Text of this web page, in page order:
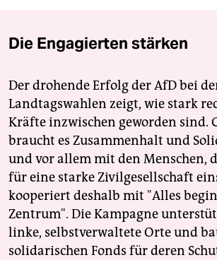
Die Engagierten stärken
Der drohende Erfolg der AfD bei
Landtagswahlen zeigt, wie stark
Kräfte inzwischen geworden sind.
braucht es Zusammenhalt und
und vor allem mit den Menschen,
für eine starke Zivilgesellschaft
kooperiert deshalb mit "Alles
Zentrum". Die Kampagne
linke, selbstverwaltete Orte und
solidarischen Fonds für deren